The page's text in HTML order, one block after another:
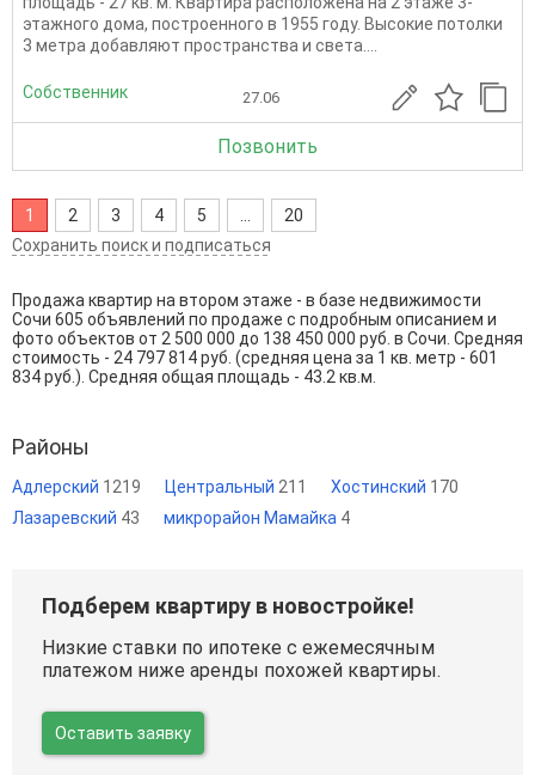
этажного дома, построенного в 1955 году. Высокие потолки
3 метра добавляют пространства и света....
Собственник 27.06
Позвонить
1 2 3 4 5
20
Сохранить поиск и подписаться
Продажа квартир на втором этаже - в базе недвижимости
Сочи 605 объявлений по продаже с подробным описанием и
фото объектов от 2 500 000 до 138 450 000 руб. в Сочи. Средняя
стоимость - 24 797 814 руб. (средняя цена за 1 кв. метр - 601
834 руб.). Средняя общая площадь - 43.2 кв.м.
Районы
Адлерский 1219 Центральный 211 Хостинский 170
Лазаревский 43 микрорайон Мамайка 4
Подберем квартиру в новостройке!
Низкие ставки по ипотеке с ежемесячным
платежом ниже аренды похожей квартиры.
Оставить заявку